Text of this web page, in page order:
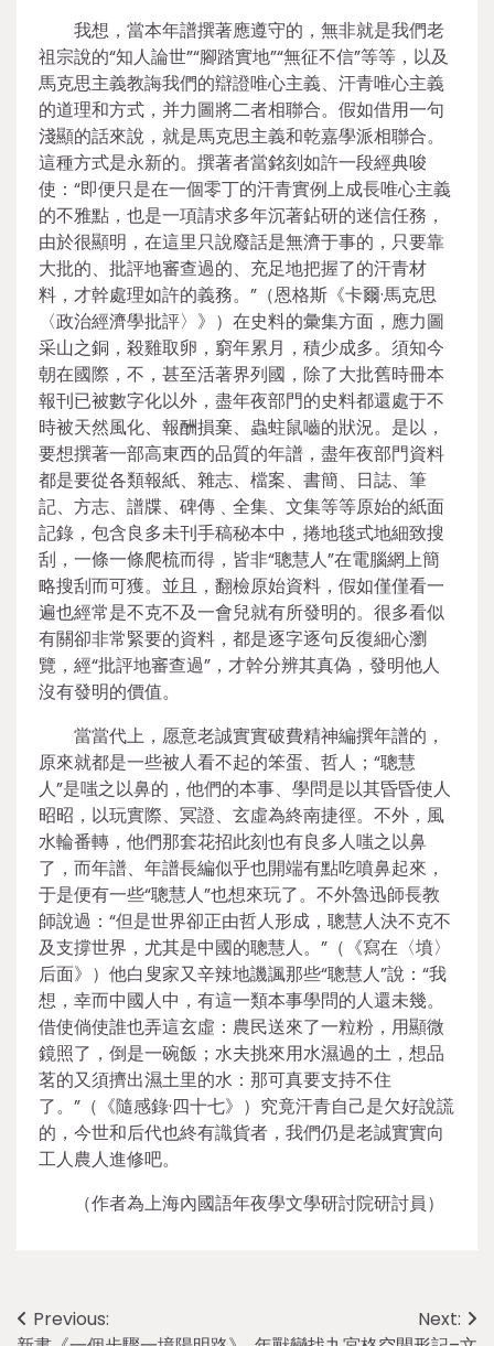
我想，當本年譜撰著應遵守的，無非就是我們老
祖宗說的“知人論世”“腳踏實地”“無征不信”等等，以及
馬克思主義教誨我們的辯證唯心主義、汗青唯心主義
的道理和方式，并力圖將二者相聯合。假如借用一句
淺顯的話來說，就是馬克思主義和乾嘉學派相聯合。
這種方式是永新的。撰著者當銘刻如許一段經典唆
使：“即便只是在一個零丁的汗青實例上成長唯心主義
的不雅點，也是一項請求多年沉著鉆研的迷信任務，
由於很顯明，在這里只說廢話是無濟于事的，只要靠
大批的、批評地審查過的、充足地把握了的汗青材
料，才幹處理如許的義務。”（恩格斯《卡爾·馬克思
〈政治經濟學批評〉》）在史料的彙集方面，應力圖
采山之銅，殺雞取卵，窮年累月，積少成多。須知今
朝在國際，不，甚至活著界列國，除了大批舊時冊本
報刊已被數字化以外，盡年夜部門的史料都還處于不
時被天然風化、報酬損棄、蟲蛀鼠嚙的狀況。是以，
要想撰著一部高東西的品質的年譜，盡年夜部門資料
都是要從各類報紙、雜志、檔案、書簡、日誌、筆
記、方志、譜牒、碑傳﹑全集、文集等等原始的紙面
記錄，包含良多未刊手稿秘本中，捲地毯式地細致搜
刮，一條一條爬梳而得，皆非“聰慧人”在電腦網上簡
略搜刮而可獲。並且，翻檢原始資料，假如僅僅看一
遍也經常是不克不及一會兒就有所發明的。很多看似
有關卻非常緊要的資料，都是逐字逐句反復細心瀏
覽，經“批評地審查過”，才幹分辨其真偽，發明他人
沒有發明的價值。
當當代上，愿意老誠實實破費精神編撰年譜的，
原來就都是一些被人看不起的笨蛋、哲人；“聰慧
人”是嗤之以鼻的，他們的本事、學問是以其昏昏使人
昭昭，以玩實際、冥證、玄虛為終南捷徑。不外，風
水輪番轉，他們那套花招此刻也有良多人嗤之以鼻
了，而年譜、年譜長編似乎也開端有點吃噴鼻起來，
于是便有一些“聰慧人”也想來玩了。不外魯迅師長教
師說過：“但是世界卻正由哲人形成，聰慧人決不克不
及支撐世界，尤其是中國的聰慧人。”（《寫在〈墳〉
后面》）他白叟家又辛辣地譏諷那些“聰慧人”說：“我
想，幸而中國人中，有這一類本事學問的人還未幾。
借使倘使誰也弄這玄虛：農民送來了一粒粉，用顯微
鏡照了，倒是一碗飯；水夫挑來用水濕過的土，想品
茗的又須擠出濕土里的水：那可真要支持不住
了。”（《隨感錄·四十七》）究竟汗青自己是欠好說謊
的，今世和后代也終有識貨者，我們仍是老誠實實向
工人農人進修吧。
（作者為上海內國語年夜學文學研討院研討員）
Post
Previous:
Next: